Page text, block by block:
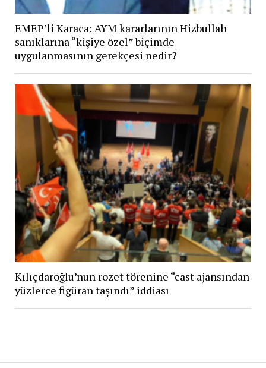
EMEP’li Karaca: AYM kararlarının Hizbullah
sanıklarına “kişiye özel” biçimde
uygulanmasının gerekçesi nedir?
Kılıçdaroğlu’nun rozet törenine “cast ajansından
yüzlerce figüran taşındı” iddiası